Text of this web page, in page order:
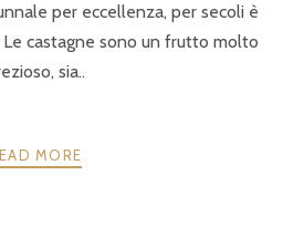
per eccellenza, per secoli è
Le castagne sono un frutto molto
sia..
MORE